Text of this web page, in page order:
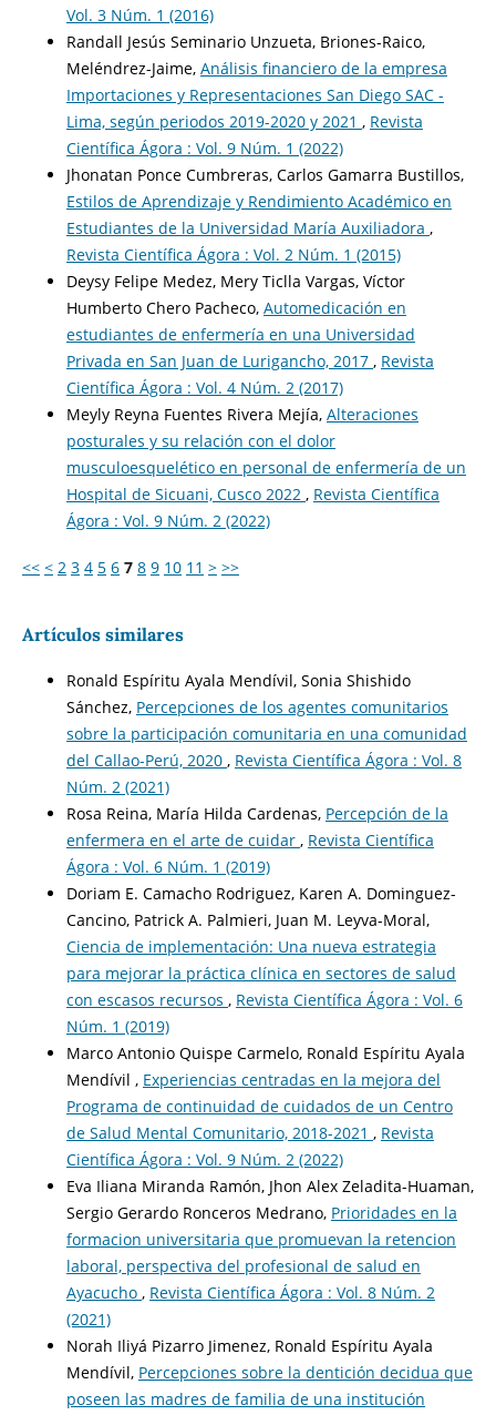
Vol. 3 Núm. 1 (2016)
Randall Jesús Seminario Unzueta, Briones-Raico,
Meléndrez-Jaime, Análisis financiero de la empresa
Importaciones y Representaciones San Diego SAC -
Lima, según periodos 2019-2020 y 2021 , Revista
Científica Ágora : Vol. 9 Núm. 1 (2022)
Jhonatan Ponce Cumbreras, Carlos Gamarra Bustillos,
Estilos de Aprendizaje y Rendimiento Académico en
Estudiantes de la Universidad María Auxiliadora ,
Revista Científica Ágora : Vol. 2 Núm. 1 (2015)
Deysy Felipe Medez, Mery Ticlla Vargas, Víctor
Humberto Chero Pacheco, Automedicación en
estudiantes de enfermería en una Universidad
Privada en San Juan de Lurigancho, 2017 , Revista
Científica Ágora : Vol. 4 Núm. 2 (2017)
Meyly Reyna Fuentes Rivera Mejía, Alteraciones
posturales y su relación con el dolor
musculoesquelético en personal de enfermería de un
Hospital de Sicuani, Cusco 2022 , Revista Científica
Ágora : Vol. 9 Núm. 2 (2022)
<< < 2 3 4 5 6 7 8 9 10 11 > >>
Artículos similares
Ronald Espíritu Ayala Mendívil, Sonia Shishido
Sánchez, Percepciones de los agentes comunitarios
sobre la participación comunitaria en una comunidad
del Callao-Perú, 2020 , Revista Científica Ágora : Vol. 8
Núm. 2 (2021)
Rosa Reina, María Hilda Cardenas, Percepción de la
enfermera en el arte de cuidar , Revista Científica
Ágora : Vol. 6 Núm. 1 (2019)
Doriam E. Camacho Rodriguez, Karen A. Dominguez-
Cancino, Patrick A. Palmieri, Juan M. Leyva-Moral,
Ciencia de implementación: Una nueva estrategia
para mejorar la práctica clínica en sectores de salud
con escasos recursos , Revista Científica Ágora : Vol. 6
Núm. 1 (2019)
Marco Antonio Quispe Carmelo, Ronald Espíritu Ayala
Mendívil , Experiencias centradas en la mejora del
Programa de continuidad de cuidados de un Centro
de Salud Mental Comunitario, 2018-2021 , Revista
Científica Ágora : Vol. 9 Núm. 2 (2022)
Eva Iliana Miranda Ramón, Jhon Alex Zeladita-Huaman,
Sergio Gerardo Ronceros Medrano, Prioridades en la
formacion universitaria que promuevan la retencion
laboral, perspectiva del profesional de salud en
Ayacucho , Revista Científica Ágora : Vol. 8 Núm. 2
(2021)
Norah Iliyá Pizarro Jimenez, Ronald Espíritu Ayala
Mendívil, Percepciones sobre la dentición decidua que
poseen las madres de familia de una institución